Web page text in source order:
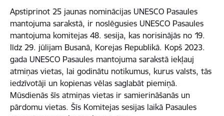
Apstiprinot 25 jaunas nominācijas UNESCO Pasaules
mantojuma sarakstā, ir noslēgusies UNESCO Pasaules
mantojuma komitejas 48. sesija, kas norisinājās no 19.
līdz 29. jūlijam Busanā, Korejas Republikā. Kopš 2023.
gada UNESCO Pasaules mantojuma sarakstā iekļauj
atmiņas vietas, lai godinātu notikumus, kurus valsts, tās
iedzīvotāji un kopienas vēlas saglabāt piemiņā.
Mūsdienās šīs atmiņas vietas ir samierināšanās un
pārdomu vietas. Šīs Komitejas sesijas laikā Pasaules